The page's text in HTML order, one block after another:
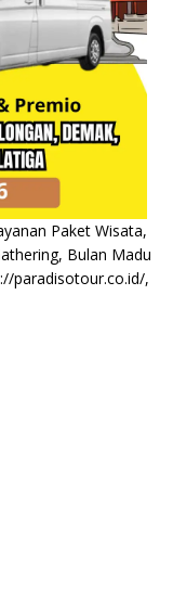
Paket Wisata,
Bulan Madu
paradisotour.co.id/,